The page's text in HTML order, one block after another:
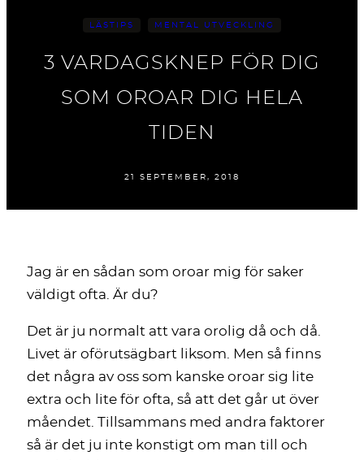
LÄSTIPS MENTAL UTVECKLING
3 VARDAGSKNEP FÖR DIG
SOM OROAR DIG HELA
TIDEN
21 SEPTEMBER, 2018
Jag är en sådan som oroar mig för saker
väldigt ofta. Är du?
Det är ju normalt att vara orolig då och då.
Livet är oförutsägbart liksom. Men så finns
det några av oss som kanske oroar sig lite
extra och lite för ofta, så att det går ut över
måendet. Tillsammans med andra faktorer
så är det ju inte konstigt om man till och